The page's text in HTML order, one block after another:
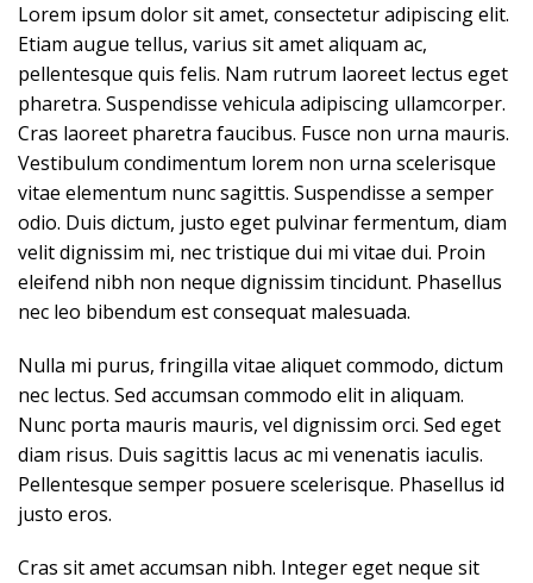
Lorem ipsum dolor sit amet, consectetur adipiscing elit.
Etiam augue tellus, varius sit amet aliquam ac,
pellentesque quis felis. Nam rutrum laoreet lectus eget
pharetra. Suspendisse vehicula adipiscing ullamcorper.
Cras laoreet pharetra faucibus. Fusce non urna mauris.
Vestibulum condimentum lorem non urna scelerisque
vitae elementum nunc sagittis. Suspendisse a semper
odio. Duis dictum, justo eget pulvinar fermentum, diam
velit dignissim mi, nec tristique dui mi vitae dui. Proin
eleifend nibh non neque dignissim tincidunt. Phasellus
nec leo bibendum est consequat malesuada.
Nulla mi purus, fringilla vitae aliquet commodo, dictum
nec lectus. Sed accumsan commodo elit in aliquam.
Nunc porta mauris mauris, vel dignissim orci. Sed eget
diam risus. Duis sagittis lacus ac mi venenatis iaculis.
Pellentesque semper posuere scelerisque. Phasellus id
justo eros.
Cras sit amet accumsan nibh. Integer eget neque sit